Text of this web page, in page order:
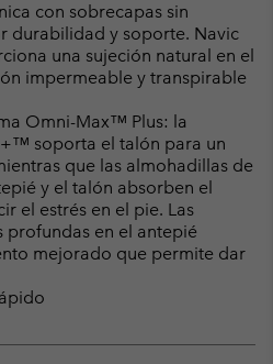
con sobrecapas sin
durabilidad y soporte. Navic
una sujeción natural en el
impermeable y transpirable
Omni-Max™ Plus: la
soporta el talón para un
que las almohadillas de
y el talón absorben el
el estrés en el pie. Las
profundas en el antepié
mejorado que permite dar